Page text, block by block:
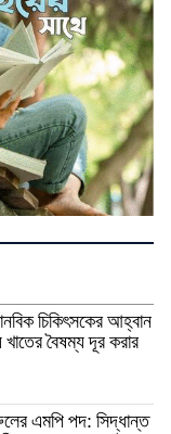
চিকিৎসকের আহ্বান
বৈষম্য দূর করার
এমপি পদ: সিদ্ধান্ত